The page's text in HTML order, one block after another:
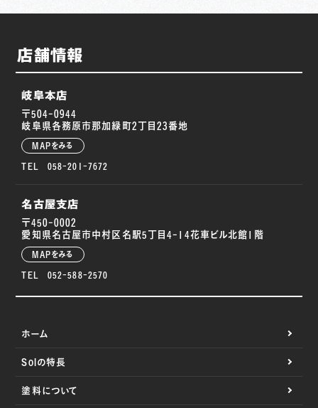
店舗情報
岐阜本店
〒504-0944
岐阜県各務原市那加緑町2丁目23番地
MAPをみる
TEL 058-201-7672
名古屋支店
〒450-0002
愛知県名古屋市中村区名駅5丁目4-14花車ビル北館1階
MAPをみる
TEL 052-588-2570
ホーム
Solの特長
塗料について